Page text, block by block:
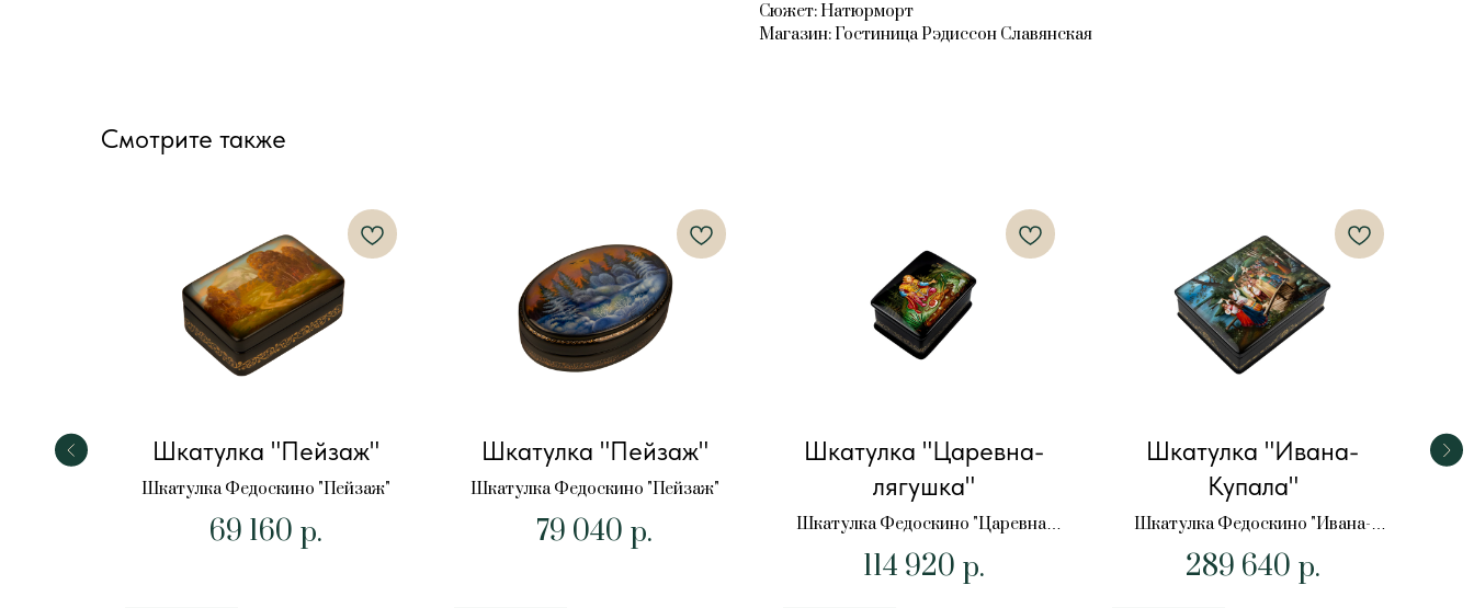
Сюжет: Натюрморт
Магазин: Гостиница Рэдиссон Славянская
Смотрите также
Шкатулка "Пейзаж"
Шкатулка Федоскино "Пейзаж"
69 160 р.
Шкатулка "Пейзаж"
Шкатулка Федоскино "Пейзаж"
79 040 р.
Шкатулка "Царевна-
лягушка"
Шкатулка Федоскино "Царевна-
лягушка"
114 920 р.
Шкатулка "Ивана-
Купала"
Шкатулка Федоскино "Ивана-
Купала"
289 640 р.